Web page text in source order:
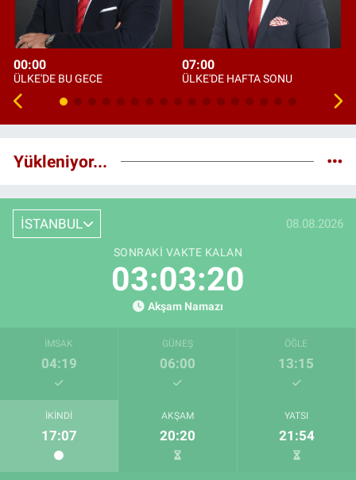
00:00
ÜLKE'DE BU GECE
07:00
ÜLKE'DE HAFTA SONU
Yükleniyor...
İSTANBUL 08.08.2026
SONRAKI VAKTE KALAN
03:03:18
Akşam Namazı
İMSAK
04:19
GÜNEŞ
06:00
ÖĞLE
13:15
İKINDI
17:07
AKŞAM
20:20
YATSI
21:54